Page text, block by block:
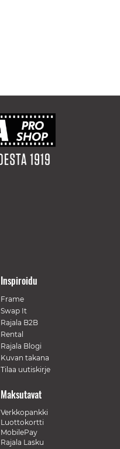
Inspiroidu
Frame
Swap It
Rajala B2B
Rental
Rajala Blogi
Kuvan takana
Tilaa uutiskirje
Maksutavat
Verkkopankki
Luottokortti
MobilePay
Rajala Lasku